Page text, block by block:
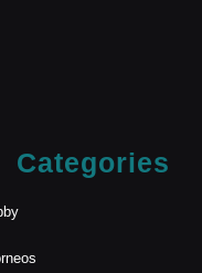
Categories